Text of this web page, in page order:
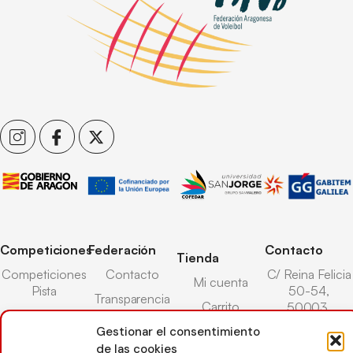
Gestionar el consentimiento
de las cookies
Competiciones
Competiciones
Pista
Competiciones
Federación
Contacto
Transparencia
Entrenadores
Tienda
Mi cuenta
Carrito
Lista deseos
Contacto
C/ Reina Felicia
50-54,
50003,
976 73 08 41